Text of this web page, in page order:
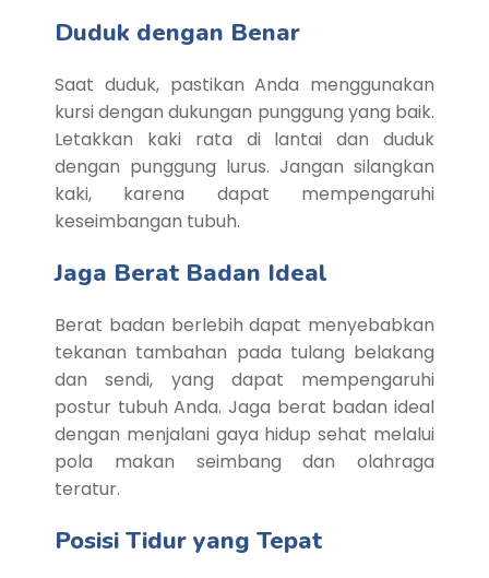
Duduk dengan Benar
Saat duduk, pastikan Anda menggunakan
kursi dengan dukungan punggung yang baik.
Letakkan kaki rata di lantai dan duduk
dengan punggung lurus. Jangan silangkan
kaki, karena dapat mempengaruhi
keseimbangan tubuh.
Jaga Berat Badan Ideal
Berat badan berlebih dapat menyebabkan
tekanan tambahan pada tulang belakang
dan sendi, yang dapat mempengaruhi
postur tubuh Anda. Jaga berat badan ideal
dengan menjalani gaya hidup sehat melalui
pola makan seimbang dan olahraga
teratur.
Posisi Tidur yang Tepat